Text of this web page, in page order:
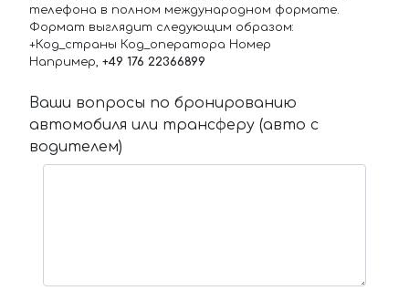
телефона в полном международном формате.
Формат выглядит следующим образом:
+Код_страны Код_оператора Номер
Например, +49 176 22366899
Ваши вопросы по бронированию
автомобиля или трансферу (авто с
водителем)